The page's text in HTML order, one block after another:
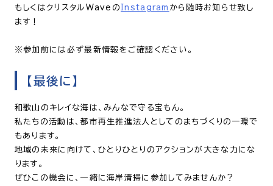
もしくはクリスタルWaveの
Instagram から随時お知らせ致し
ます！
※参加前には必ず最新情報をご確認ください。
【最後に】
和歌山のキレイな海は、みんなで守る宝もん。
私たちの活動は、都市再生推進法人としてのまちづくりの一環で
もあります。
地域の未来に向けて、ひとりひとりのアクションが大きな力にな
ります。
ぜひこの機会に、一緒に海岸清掃に参加してみませんか？